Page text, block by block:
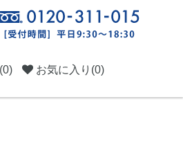
(0) お気に入り (0)